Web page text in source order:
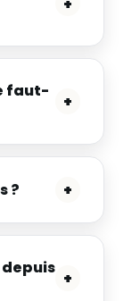
faut-
+
? +
+